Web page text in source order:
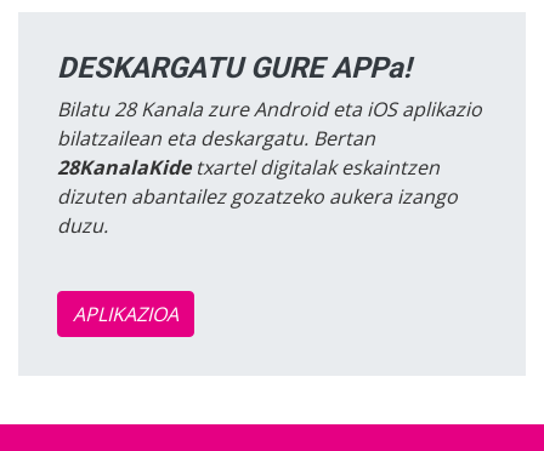
DESKARGATU GURE APPa!
Bilatu 28 Kanala zure Android eta iOS aplikazio
bilatzailean eta deskargatu. Bertan
28KanalaKidetxartel digitalak eskaintzen
dizuten abantailez gozatzeko aukera izango
duzu.
APLIKAZIOA